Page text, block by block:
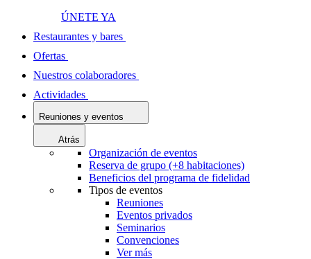
ÚNETE YA
Restaurantes y bares
Ofertas
Nuestros colaboradores
Actividades
Reuniones y eventos
Atrás
Organización de eventos
Reserva de grupo (+8 habitaciones)
Beneficios del programa de fidelidad
Tipos de eventos
Reuniones
Eventos privados
Seminarios
Convenciones
Ver más